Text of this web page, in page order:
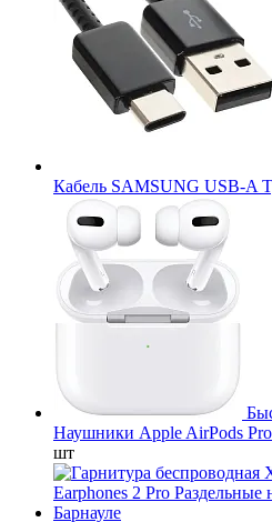
Кабель SAMSUNG USB-A
Наушники Apple AirPods
шт